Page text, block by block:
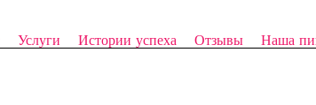
Услуги Истории успеха Отзывы Наша